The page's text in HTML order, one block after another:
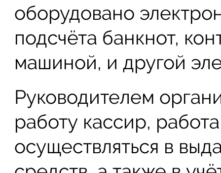
оборудовано
подсчёта банкнот,
машиной, и другой
Руководителем
работу кассир,
осуществляться в